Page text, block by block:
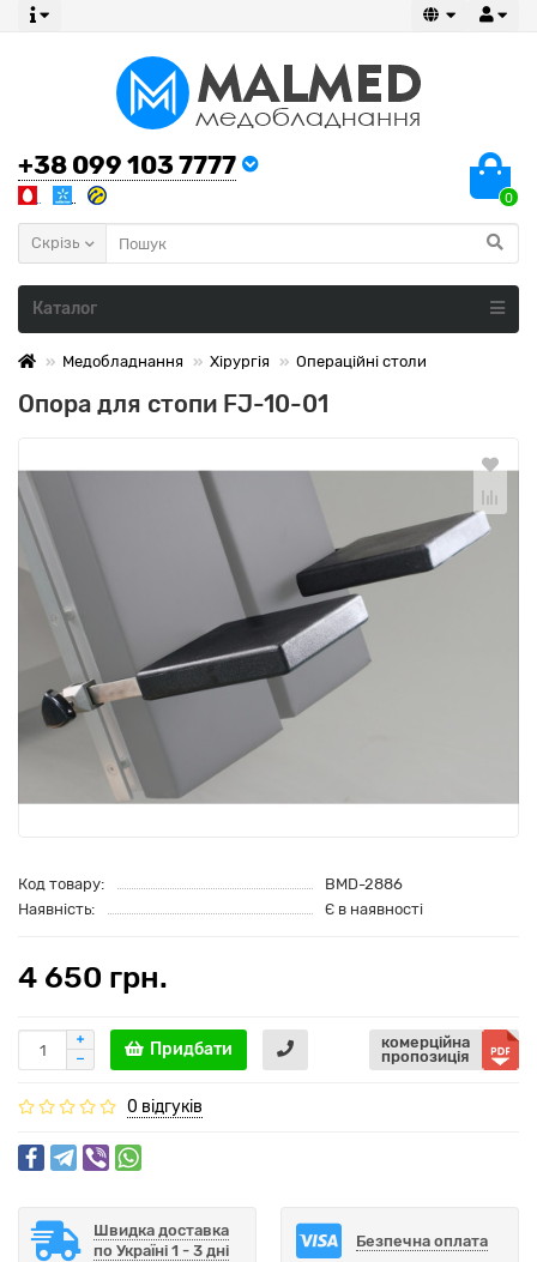
+38 099 103 7777
0
Скрізь
Каталог
Медобладнання Хірургія Операційні столи
Опора для стопи FJ-10-01
Код товару:
BMD-2886
Наявність:
Є в наявності
4 650 грн.
Придбати
комерційна
пропозиція
0 відгуків
Швидка доставка
по Україні 1 - 3 дні
Безпечна оплата